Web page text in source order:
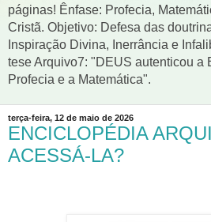
páginas! Ênfase: Profecia,
Cristã. Objetivo: Defesa das
Inspiração Divina, Inerrância e
tese Arquivo7: "DEUS autenticou a
Profecia e a Matemática".
terça-feira, 12 de maio de 2026
ENCICLOPÉDIA
ACESSÁ-LA?